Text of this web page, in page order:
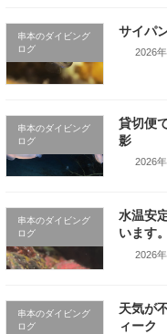
串本のダイビング
ログ
サイパ
2026
串本のダイビング
ログ
貸切便
影
2026
串本のダイビング
ログ
水温安
います。
2026
串本のダイビング
ログ
天気が
ィーク